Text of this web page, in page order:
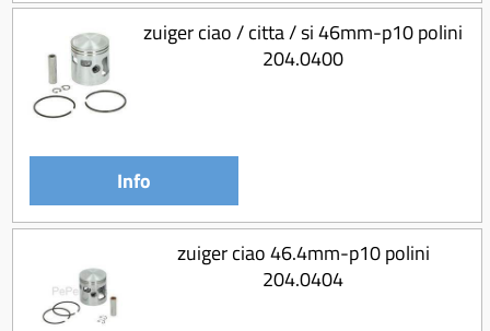
zuiger ciao / citta / si 46mm-p10 polini
204.0400
Info
zuiger ciao 46.4mm-p10 polini
204.0404